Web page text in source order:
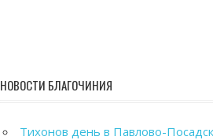
НОВОСТИ БЛАГОЧИНИЯ
Тихонов день в Павлово-